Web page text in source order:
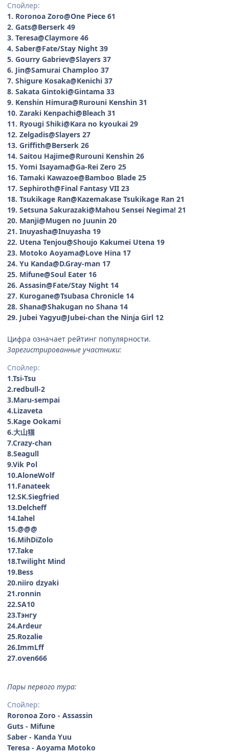
Спойлер:
1. Roronoa Zoro@One Piece 61
2. Gats@Berserk 49
3. Teresa@Claymore 46
4. Saber@Fate/Stay Night 39
5. Gourry Gabriev@Slayers 37
6. Jin@Samurai Champloo 37
7. Shigure Kosaka@Kenichi 37
8. Sakata Gintoki@Gintama 33
9. Kenshin Himura@Rurouni Kenshin 31
10. Zaraki Kenpachi@Bleach 31
11. Ryougi Shiki@Kara no kyoukai 29
12. Zelgadis@Slayers 27
13. Griffith@Berserk 26
14. Saitou Hajime@Rurouni Kenshin 26
15. Yomi Isayama@Ga-Rei Zero 25
16. Tamaki Kawazoe@Bamboo Blade 25
17. Sephiroth@Final Fantasy VII 23
18. Tsukikage Ran@Kazemakase Tsukikage Ran 21
19. Setsuna Sakurazaki@Mahou Sensei Negima! 21
20. Manji@Mugen no Juunin 20
21. Inuyasha@Inuyasha 19
22. Utena Tenjou@Shoujo Kakumei Utena 19
23. Motoko Aoyama@Love Hina 17
24. Yu Kanda@D.Gray-man 17
25. Mifune@Soul Eater 16
26. Assasin@Fate/Stay Night 14
27. Kurogane@Tsubasa Chronicle 14
28. Shana@Shakugan no Shana 14
29. Jubei Yagyu@Jubei-chan the Ninja Girl 12
Цифра означает рейтинг популярности.
Зарегистрированные участники:
Спойлер:
1.Tsi-Tsu
2.redbull-2
3.Maru-sempai
4.Lizaveta
5.Kage Ookami
6.大山猫
7.Crazy-chan
8.Seagull
9.Vik Pol
10.AloneWolf
11.Fanateek
12.SK.Siegfried
13.Delcheff
14.Iahel
15.@@@
16.MihDiZolo
17.Take
18.Twilight Mind
19.Bess
20.niiro dzyaki
21.ronnin
22.SA10
23.Тэнгу
24.Ardeur
25.Rozalie
26.ImmLff
27.oven666
Пары первого тура:
Спойлер:
Roronoa Zoro - Assassin
Guts - Mifune
Saber - Kanda Yuu
Teresa - Aoyama Motoko